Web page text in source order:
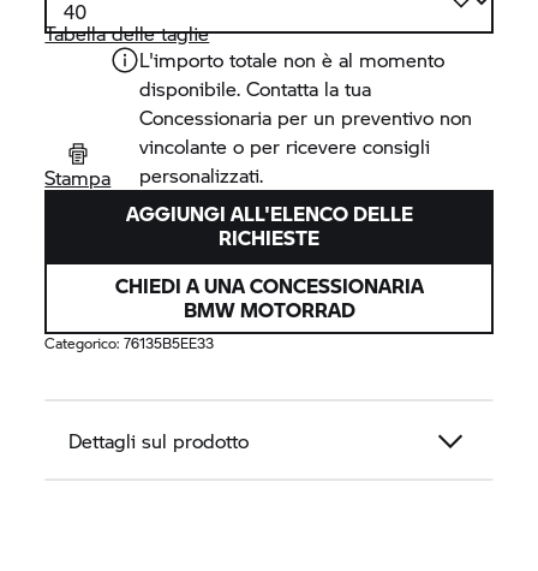
Tabella delle taglie
Stampa
L'importo totale non è al momento
disponibile. Contatta la tua
Concessionaria per un preventivo non
vincolante o per ricevere consigli
personalizzati.
AGGIUNGI ALL'ELENCO DELLE
RICHIESTE
CHIEDI A UNA CONCESSIONARIA
BMW MOTORRAD
Categorico:76135B5EE33
Dettagli sul prodotto